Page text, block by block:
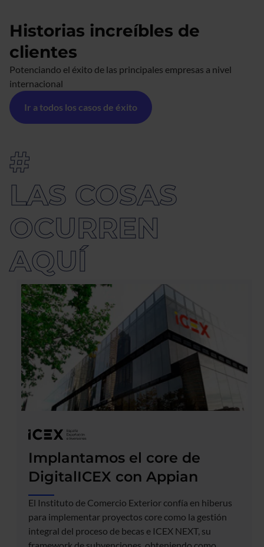
Historias increíbles de
clientes
Potenciando el éxito de las principales empresas a nivel
internacional
Ir a todos los casos de éxito
#
LAS COSAS
OCURREN
AQUÍ
Implantamos el core de
DigitalICEX con Appian
El Instituto de Comercio Exterior confía en hiberus
para implementar proyectos core como la gestión
integral del proceso de becas e ICEX NEXT, su